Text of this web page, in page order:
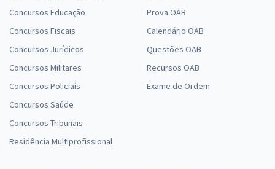
Concursos Educação
Concursos Fiscais
Concursos Jurídicos
Concursos Militares
Concursos Policiais
Concursos Saúde
Concursos Tribunais
Residência Multiprofissional
Prova OAB
Calendário OAB
Questões OAB
Recursos OAB
Exame de Ordem